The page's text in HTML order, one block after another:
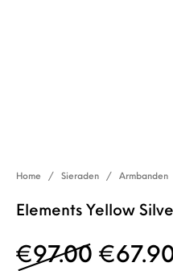
Home / Sieraden / Armbanden
Elements Yellow
€97.00 €